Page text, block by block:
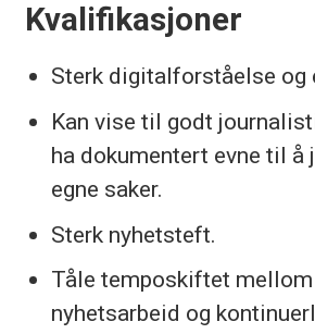
Kvalifikasjoner
Sterk digitalforståelse og
Kan vise til godt
ha dokumentert evne til å
egne saker.
Sterk nyhetsteft.
Tåle temposkiftet
nyhetsarbeid og